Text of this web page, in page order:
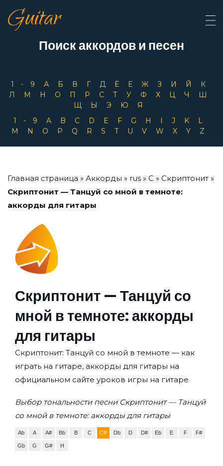
Guitar
Поиск аккордов и песен
1-9 А Б В Г Д Ё Е Ж З И Й
К
Л
М Н О П Р С Т У Ф Х Ц Ч
Ш
Щ
Ы Э Ю
Я
1-9
A B C D E F G H I J K
L
M
N O P Q R S T U V W X Y Z
Главная страница » Аккорды » rus » С » Скриптонит »
Скриптонит — Танцуй со мной в темноте:
аккорды для гитары
Скриптонит — Танцуй со
мной в темноте: аккорды
для гитары
Скриптонит: Танцуй со мной в темноте — как
играть на гитаре, аккорды для гитары на
официальном сайте уроков игры на гитаре
Выбор тональности песни Скриптонит — Танцуй
со мной в темноте: аккорды для гитары
Ab A A# Bb B C C# Db D D# Eb E F F#
Gb G G# H